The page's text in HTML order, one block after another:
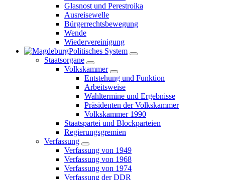
Glasnost und Perestroika
Ausreisewelle
Bürgerrechtsbewegung
Wende
Wiedervereinigung
Politisches System
Staatsorgane
Volkskammer
Entstehung und Funktion
Arbeitsweise
Wahltermine und Ergebnisse
Präsidenten der Volkskammer
Volkskammer 1990
Staatspartei und Blockparteien
Regierungsgremien
Verfassung
Verfassung von 1949
Verfassung von 1968
Verfassung von 1974
Verfassung der DDR